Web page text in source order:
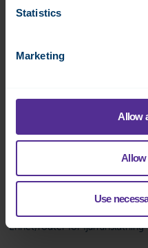
Statistics
Marketing
Allow
Allow
Use
TOSIBOX LOCK 150
Enhet/router för fjärranslutning